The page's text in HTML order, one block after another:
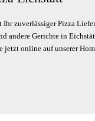
Ihr zuverlässiger Pizza
andere Gerichte in
jetzt online auf unserer